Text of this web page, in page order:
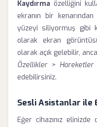
Kaydırma özelliğini
ekranın bir
yüzeyi siliyormuş gibi
olarak ekran
olarak açık gelebilir,
Özellikler >
edebilirsiniz.
Sesli Asistanlar ile
Eğer cihazınız